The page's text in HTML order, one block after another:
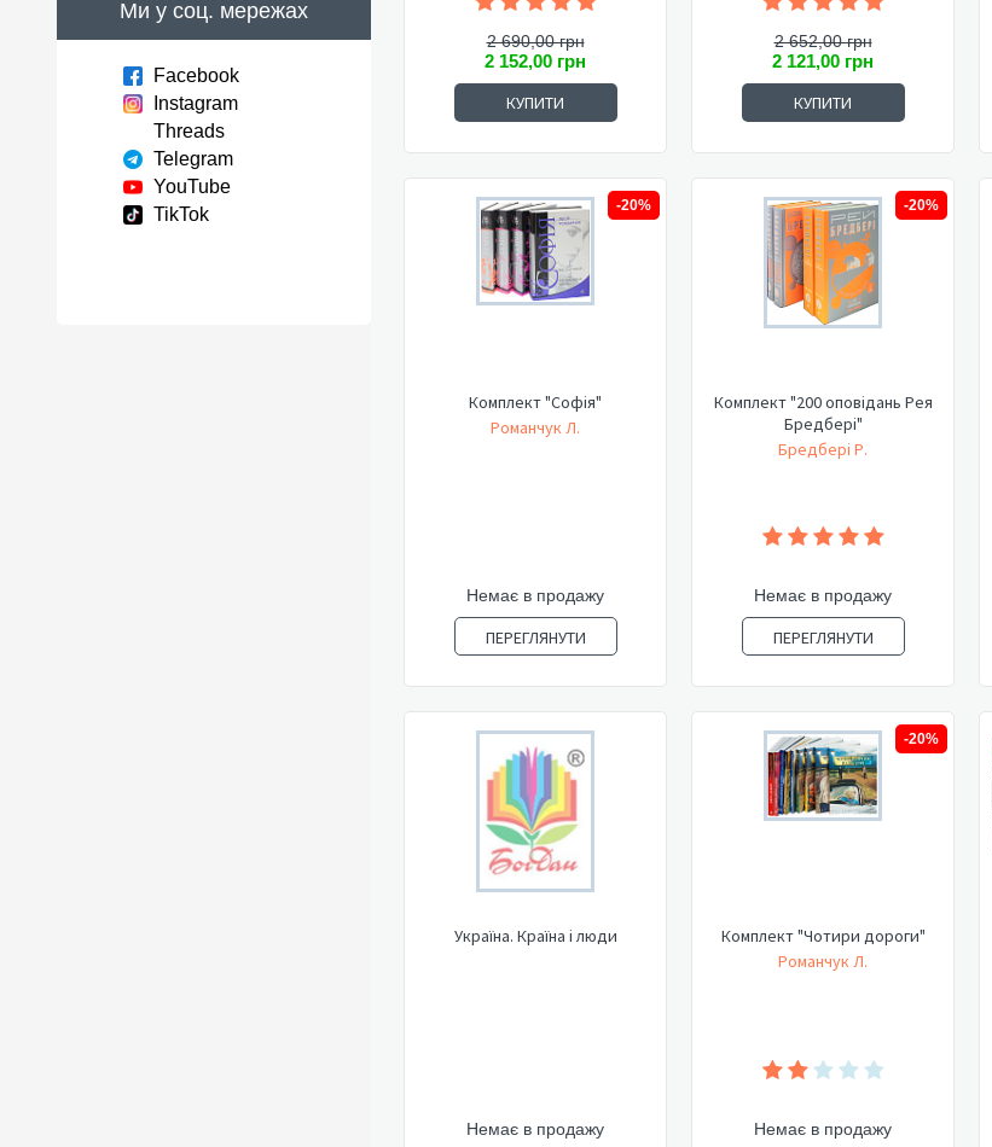
Ми у соц. мережах
Facebook
Instagram
Threads
Telegram
YouTube
TikTok
2 690,00 грн
2 152,00 грн
КУПИТИ
2 652,00 грн
2 121,00 грн
КУПИТИ
-20%
Комплект "Софія"
Романчук Л.
Немає в продажу
ПЕРЕГЛЯНУТИ
-20%
Комплект "200 оповідань Рея
Бредбері"
Бредбері Р.
Немає в продажу
ПЕРЕГЛЯНУТИ
Україна. Країна і люди
Немає в продажу
-20%
Комплект "Чотири дороги"
Романчук Л.
Немає в продажу